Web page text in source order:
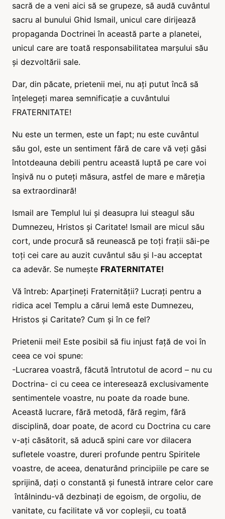
sacră de a veni aici să se grupeze, să audă cuvântul
sacru al bunului Ghid Ismail, unicul care dirijează
propaganda Doctrinei în această parte a planetei,
unicul care are toată responsabilitatea marșului său
și dezvoltării sale.
Dar, din păcate, prietenii mei, nu ați putut încă să
înțelegeți marea semnificație a cuvântului
FRATERNITATE!
Nu este un termen, este un fapt; nu este cuvântul
său gol, este un sentiment fără de care vă veți găsi
întotdeauna debili pentru această luptă pe care voi
înșivă nu o puteți măsura, astfel de mare e măreția
sa extraordinară!
Ismail are Templul lui și deasupra lui steagul său
Dumnezeu, Hristos și Caritate! Ismail are micul său
cort, unde procură să reunească pe toți frații săi-pe
toți cei care au auzit cuvântul său și l-au acceptat
ca adevăr. Se numește FRATERNITATE!
Vă întreb: Aparțineți Fraternității? Lucrați pentru a
ridica acel Templu a cărui lemă este Dumnezeu,
Hristos și Caritate? Cum și în ce fel?
Prietenii mei! Este posibil să fiu injust față de voi în
ceea ce voi spune:
-Lucrarea voastră, făcută întrutotul de acord – nu cu
Doctrina- ci cu ceea ce interesează exclusivamente
sentimentele voastre, nu poate da roade bune.
Această lucrare, fără metodă, fără regim, fără
disciplină, doar poate, de acord cu Doctrina cu care
v-ați căsătorit, să aducă spini care vor dilacera
sufletele voastre, dureri profunde pentru Spiritele
voastre, de aceea, denaturând principiile pe care se
sprijină, dați o constantă și funestă intrare celor care
întâlnindu-vă dezbinați de egoism, de orgoliu, de
vanitate, cu facilitate vă vor copleșii, cu toată